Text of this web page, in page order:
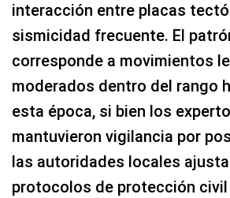
interacción entre placas
sismicidad frecuente. El
corresponde a movimientos
moderados dentro del rango
esta época, si bien los
mantuvieron vigilancia por
las autoridades locales
protocolos de protección civil